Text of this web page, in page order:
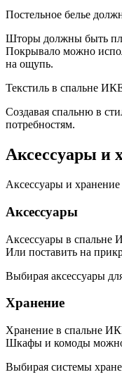
Постельное белье
Шторы должны быть
Покрывало можно
на ощупь.
Текстиль в спальне
Создавая спальню в
потребностям.
Аксессуары и
Аксессуары и
Аксессуары
Аксессуары в спальне
Или поставить на
Выбирая аксессуары
Хранение
Хранение в спальне
Шкафы и комоды можно
Выбирая системы